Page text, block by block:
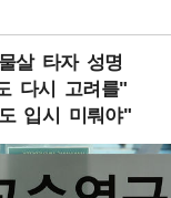
살 타자 성명
다시 고려를"
입시 미뤄야"